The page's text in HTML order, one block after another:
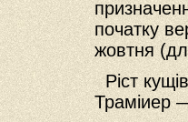
початку
жовтня
Ріст
Траміиер